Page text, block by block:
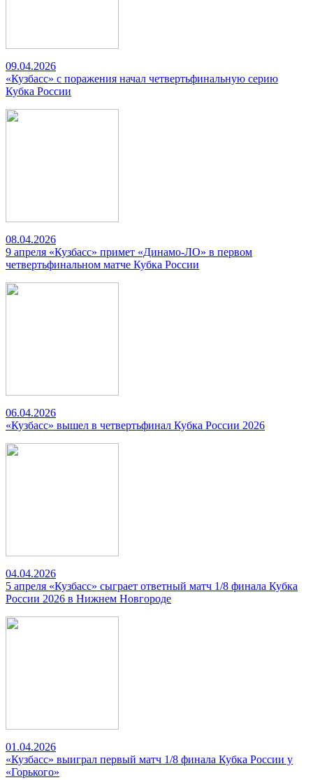
09.04.2026
«Кузбасс» с поражения начал четвертьфинальную серию
Кубка России
08.04.2026
9 апреля «Кузбасс» примет «Динамо-ЛО» в первом
четвертьфинальном матче Кубка России
06.04.2026
«Кузбасс» вышел в четвертьфинал Кубка России 2026
04.04.2026
5 апреля «Кузбасс» сыграет ответный матч 1/8 финала Кубка
России 2026 в Нижнем Новгороде
01.04.2026
«Кузбасс» выиграл первый матч 1/8 финала Кубка России у
«Горького»